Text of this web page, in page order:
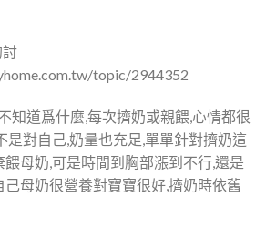
topic/2944352
知道爲什麼,每次擠奶或親餵,心情都很
是對自己,奶量也充足,單單針對擠奶這
母奶,可是時間到胸部漲到不行,還是
母奶很營養對寶寶很好,擠奶時依舊